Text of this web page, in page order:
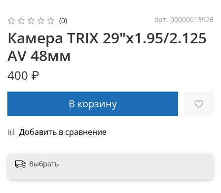
(0) арт. 00000013926
Камера TRIX 29"x1.95/2.125
AV 48мм
400 ₽
В корзину
Добавить в сравнение
Выбрать